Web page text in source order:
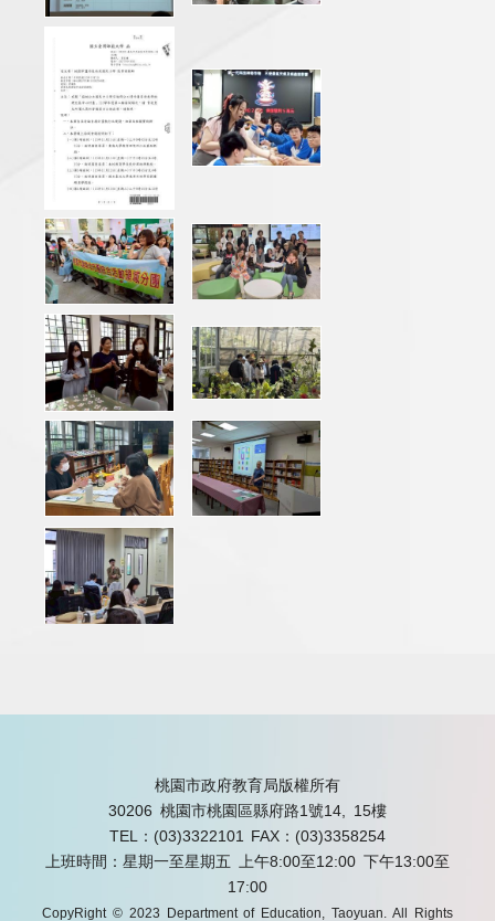
桃園市政府教育局版權所有
30206 桃園市桃園區縣府路1號14, 15樓
TEL：(03)3322101 FAX：(03)3358254
上班時間：星期一至星期五 上午8:00至12:00 下午13:00至
17:00
CopyRight © 2023 Department of Education, Taoyuan. All Rights